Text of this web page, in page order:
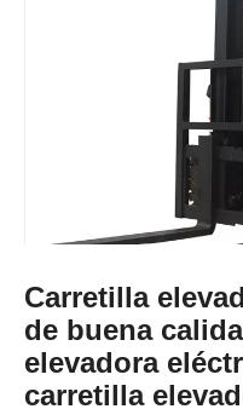
Carretilla
de buena
elevadora
carretilla